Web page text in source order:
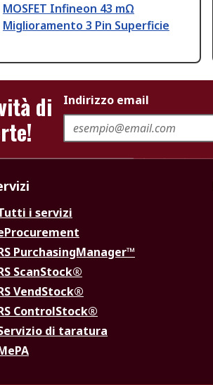
MOSFET Infineon 43 mΩ
Miglioramento 3 Pin Superficie
di
Indirizzo email
i servizi
PurchasingManager™
ScanStock®
VendStock®
ControlStock®
di taratura